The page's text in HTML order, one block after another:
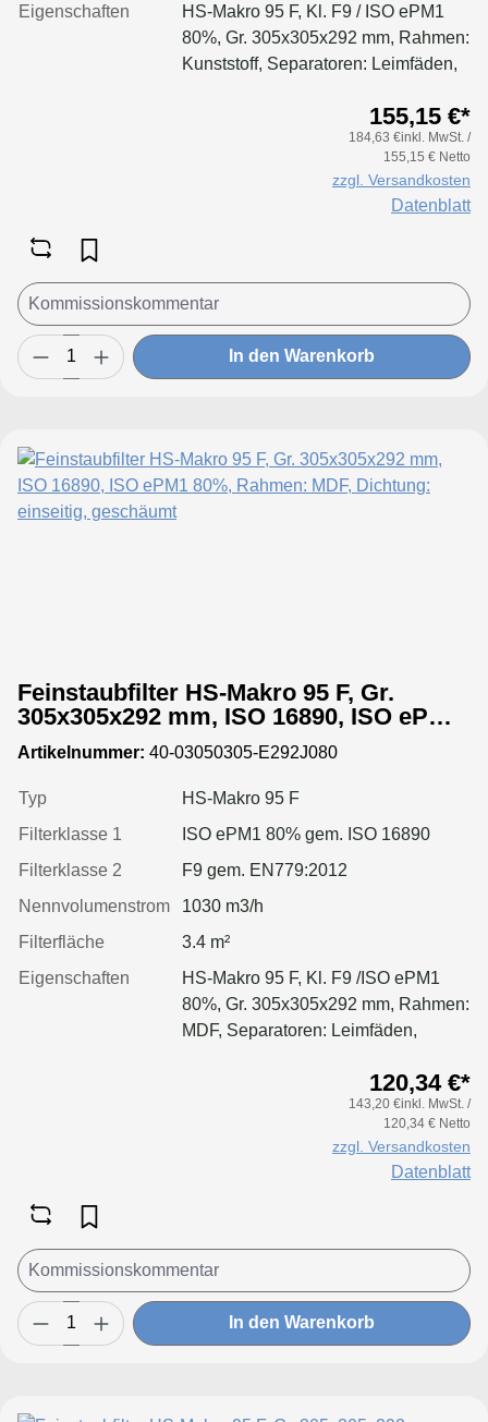
Eigenschaften
HS-Makro 95 F, Kl. F9 / ISO ePM1
80%, Gr. 305x305x292 mm, Rahmen:
Kunststoff, Separatoren: Leimfäden,
Applikation für größere Luftmenge,
geringeren Druckverlust &
155,15 €*
184,63 €inkl. MwSt. /
155,15 € Netto
zzgl. Versandkosten
Datenblatt
In den Warenkorb
Feinstaubfilter HS-Makro 95 F, Gr.
305x305x292 mm, ISO 16890, ISO ePM1
80%, Rahmen: MDF, Dichtung: einseitig,
geschäumt
Artikelnummer: 40-03050305-E292J080
Typ
HS-Makro 95 F
Filterklasse 1
ISO ePM1 80% gem. ISO 16890
Filterklasse 2
F9 gem. EN779:2012
Nennvolumenstrom
1030 m3/h
Filterfläche
3.4 m²
Eigenschaften
HS-Makro 95 F, Kl. F9 /ISO ePM1
80%, Gr. 305x305x292 mm, Rahmen:
MDF, Separatoren: Leimfäden,
120,34 €*
143,20 €inkl. MwSt. /
120,34 € Netto
zzgl. Versandkosten
Datenblatt
In den Warenkorb